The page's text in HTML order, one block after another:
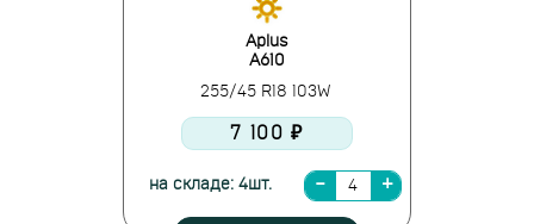
Aplus
A610
255/45 R18 103W
7 100 ₽
на складе: 4шт.